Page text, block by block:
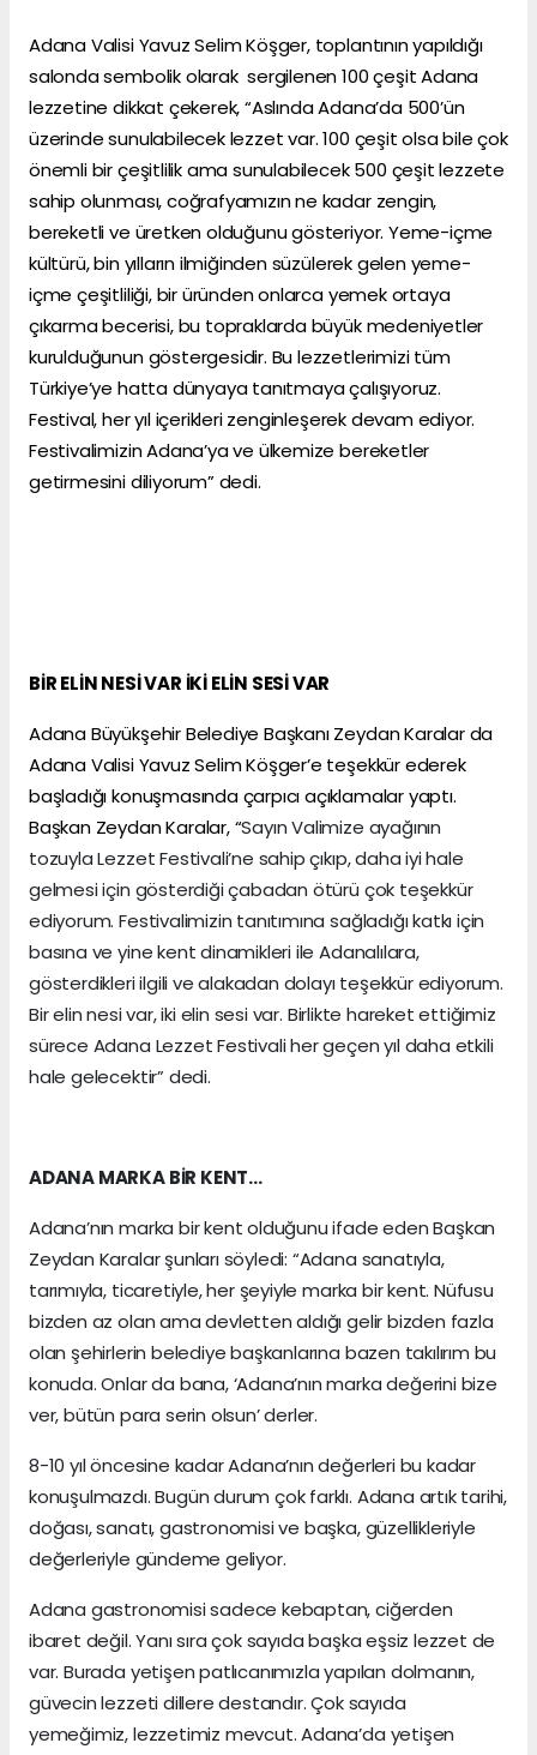
Adana Valisi Yavuz Selim Köşger, toplantının yapıldığı
salonda sembolik olarak sergilenen 100 çeşit Adana
lezzetine dikkat çekerek, “Aslında Adana’da 500’ün
üzerinde sunulabilecek lezzet var. 100 çeşit olsa bile çok
önemli bir çeşitlilik ama sunulabilecek 500 çeşit lezzete
sahip olunması, coğrafyamızın ne kadar zengin,
bereketli ve üretken olduğunu gösteriyor. Yeme-içme
kültürü, bin yılların ilmiğinden süzülerek gelen yeme-
içme çeşitliliği, bir üründen onlarca yemek ortaya
çıkarma becerisi, bu topraklarda büyük medeniyetler
kurulduğunun göstergesidir. Bu lezzetlerimizi tüm
Türkiye’ye hatta dünyaya tanıtmaya çalışıyoruz.
Festival, her yıl içerikleri zenginleşerek devam ediyor.
Festivalimizin Adana’ya ve ülkemize bereketler
getirmesini diliyorum” dedi.
BİR ELİN NESİ VAR İKİ ELİN SESİ VAR
Adana Büyükşehir Belediye Başkanı Zeydan Karalar da
Adana Valisi Yavuz Selim Köşger’e teşekkür ederek
başladığı konuşmasında çarpıcı açıklamalar yaptı.
Başkan Zeydan Karalar, “Sayın Valimize ayağının
tozuyla Lezzet Festivali’ne sahip çıkıp, daha iyi hale
gelmesi için gösterdiği çabadan ötürü çok teşekkür
ediyorum. Festivalimizin tanıtımına sağladığı katkı için
basına ve yine kent dinamikleri ile Adanalılara,
gösterdikleri ilgili ve alakadan dolayı teşekkür ediyorum.
Bir elin nesi var, iki elin sesi var. Birlikte hareket ettiğimiz
sürece Adana Lezzet Festivali her geçen yıl daha etkili
hale gelecektir” dedi.
ADANA MARKA BİR KENT…
Adana’nın marka bir kent olduğunu ifade eden Başkan
Zeydan Karalar şunları söyledi: “Adana sanatıyla,
tarımıyla, ticaretiyle, her şeyiyle marka bir kent. Nüfusu
bizden az olan ama devletten aldığı gelir bizden fazla
olan şehirlerin belediye başkanlarına bazen takılırım bu
konuda. Onlar da bana, ‘Adana’nın marka değerini bize
ver, bütün para serin olsun’ derler.
8-10 yıl öncesine kadar Adana’nın değerleri bu kadar
konuşulmazdı. Bugün durum çok farklı. Adana artık tarihi,
doğası, sanatı, gastronomisi ve başka, güzellikleriyle
değerleriyle gündeme geliyor.
Adana gastronomisi sadece kebaptan, ciğerden
ibaret değil. Yanı sıra çok sayıda başka eşsiz lezzet de
var. Burada yetişen patlıcanımızla yapılan dolmanın,
güvecin lezzeti dillere destandır. Çok sayıda
yemeğimiz, lezzetimiz mevcut. Adana’da yetişen